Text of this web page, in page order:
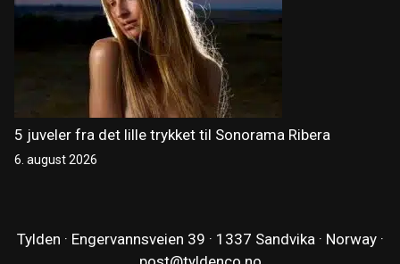
5 juveler fra det lille trykket til Sonorama Ribera
6. august 2026
Tylden · Engervannsveien 39 · 1337 Sandvika · Norway ·